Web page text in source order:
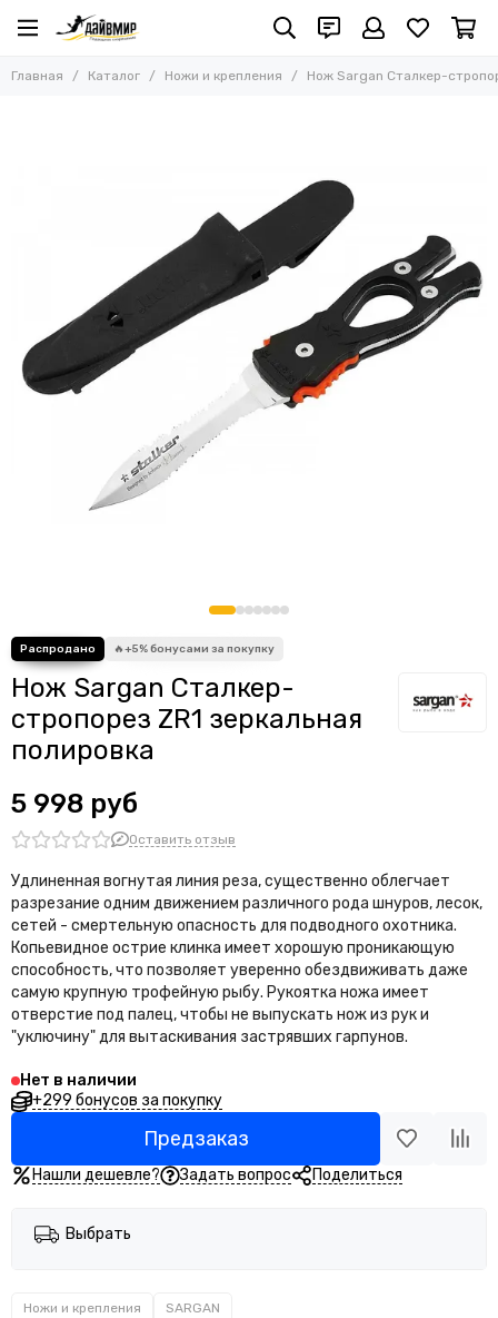
Главная Каталог Ножи и крепления Нож Sargan Сталкер-
Нож Sargan Сталкер-
стропорез ZR1 зеркальная
полировка
5 998 руб
Оставить отзыв
Удлиненная вогнутая линия реза, существенно облегчает
разрезание одним движением различного рода шнуров, лесок,
сетей - смертельную опасность для подводного охотника.
Копьевидное острие клинка имеет хорошую проникающую
способность, что позволяет уверенно обездвиживать даже
самую крупную трофейную рыбу. Рукоятка ножа имеет
отверстие под палец, чтобы не выпускать нож из рук и
"уключину" для вытаскивания застрявших гарпунов.
Нет в наличии
+299 бонусов за покупку
Предзаказ
Нашли дешевле? Задать вопрос Поделиться
Выбрать
Ножи и крепления SARGAN